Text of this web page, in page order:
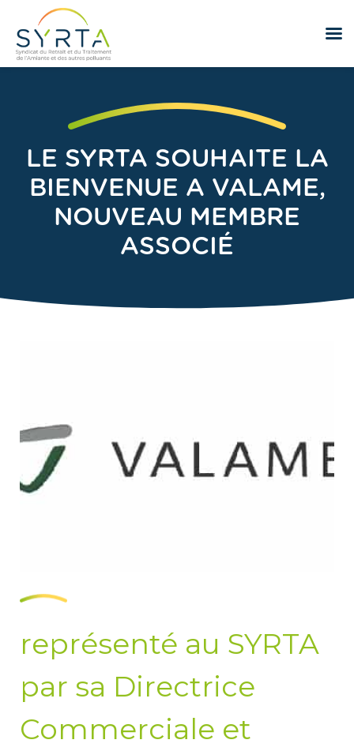
LE SYRTA SOUHAITE LA
BIENVENUE A VALAME,
NOUVEAU MEMBRE
ASSOCIÉ
représenté au SYRTA
par sa Directrice
Commerciale et